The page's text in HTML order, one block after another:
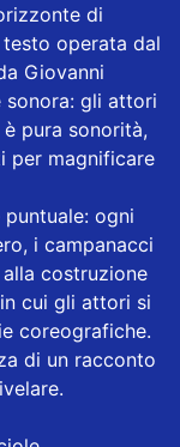
di
operata dal
Giovanni
sonora: gli attori
pura sonorità,
per magnificare
ogni
i campanacci
costruzione
cui gli attori si
coreografiche.
di un racconto